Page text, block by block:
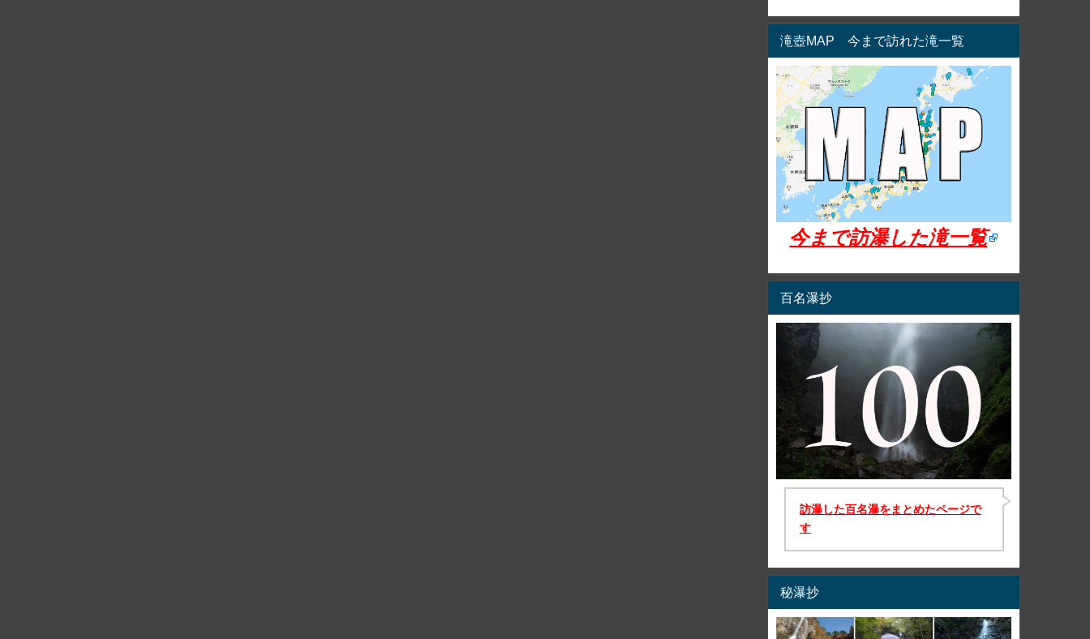
滝壺MAP 今まで訪れた滝一覧
今まで訪瀑した滝一覧
百名瀑抄
訪瀑した百名瀑をまとめたページで
す
秘瀑抄